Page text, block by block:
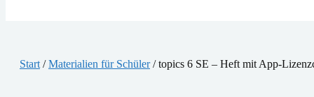
Start /Materialien für Schüler/ topics 6 SE – Heft mit App-